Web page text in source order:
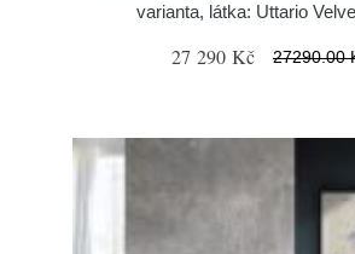
varianta, látka: Uttario
27 290 Kč 27290.00